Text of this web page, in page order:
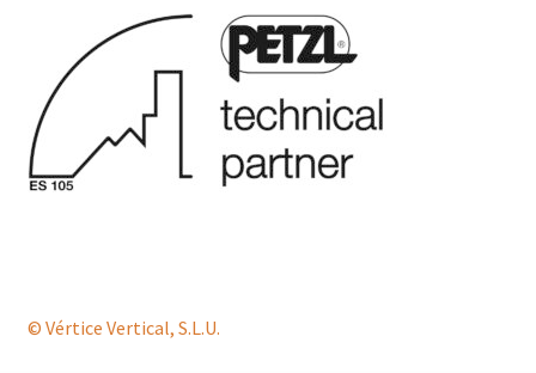
© Vértice Vertical, S.L.U.